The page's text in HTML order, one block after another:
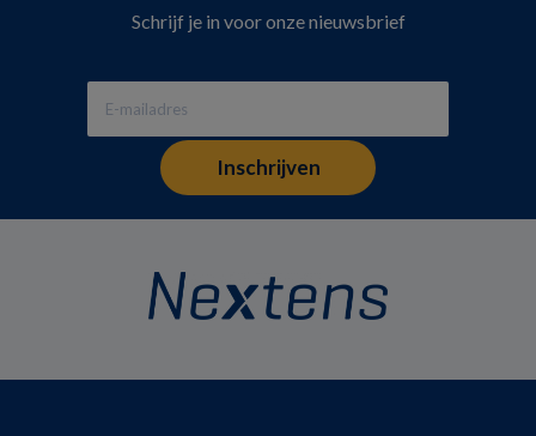
Schrijf je in voor onze nieuwsbrief